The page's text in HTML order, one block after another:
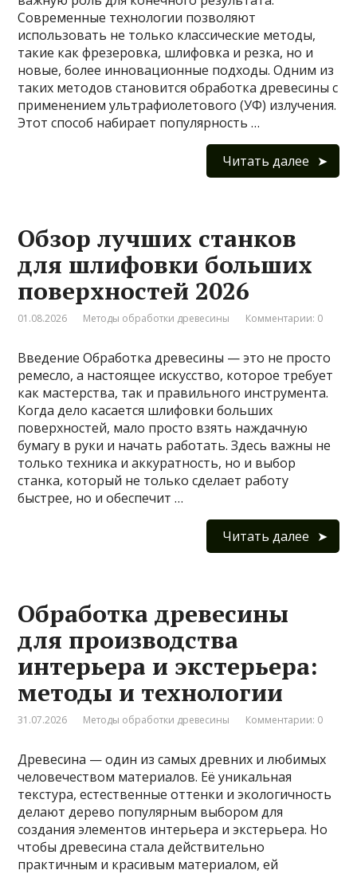
Современные технологии позволяют
использовать не только классические методы,
такие как фрезеровка, шлифовка и резка, но и
новые, более инновационные подходы. Одним из
таких методов становится обработка древесины с
применением ультрафиолетового (УФ) излучения.
Этот способ набирает популярность …
Читать далее
Обзор лучших станков
для шлифовки больших
поверхностей 2026
01.08.2026 Методы обработки древесины Комментарии: 0
Введение Обработка древесины — это не просто
ремесло, а настоящее искусство, которое требует
как мастерства, так и правильного инструмента.
Когда дело касается шлифовки больших
поверхностей, мало просто взять наждачную
бумагу в руки и начать работать. Здесь важны не
только техника и аккуратность, но и выбор
станка, который не только сделает работу
быстрее, но и обеспечит …
Читать далее
Обработка древесины
для производства
интерьера и экстерьера:
методы и технологии
31.07.2026 Методы обработки древесины Комментарии: 0
Древесина — один из самых древних и любимых
человечеством материалов. Её уникальная
текстура, естественные оттенки и экологичность
делают дерево популярным выбором для
создания элементов интерьера и экстерьера. Но
чтобы древесина стала действительно
практичным и красивым материалом, ей